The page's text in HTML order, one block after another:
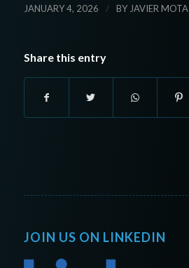
JANUARY 4, 2026 / BY JAVIER MOTA
Share this entry
JOIN US ON LINKEDIN